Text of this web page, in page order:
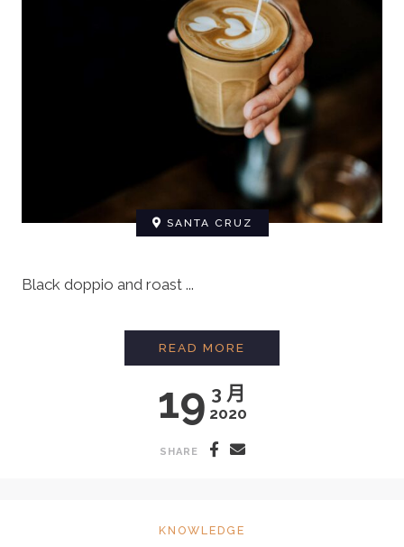
SANTA CRUZ
Black doppio and roast ...
19 3 月
2020
READ MORE
SHARE
KNOWLEDGE